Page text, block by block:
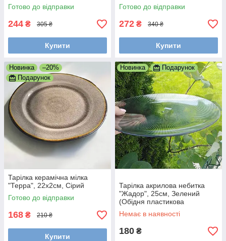
Готово до відправки
244 ₴ 305 ₴
Купити
Готово до відправки
272 ₴ 340 ₴
Купити
Новинка
–20%
Подарунок
Тарілка керамічна мілка
"Терра", 22x2см, Сірий
Готово до відправки
168 ₴ 210 ₴
Купити
Новинка Подарунок
Тарілка акрилова небитка
"Жадор", 25см, Зелений
(Обідня пластикова
багаторазова тарілка)
Немає в наявності
180 ₴